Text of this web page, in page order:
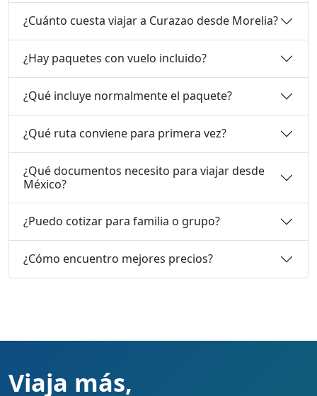
¿Cuánto cuesta viajar a Curazao desde Morelia?
¿Hay paquetes con vuelo incluido?
¿Qué incluye normalmente el paquete?
¿Qué ruta conviene para primera vez?
¿Qué documentos necesito para viajar desde
México?
¿Puedo cotizar para familia o grupo?
¿Cómo encuentro mejores precios?
Viaja más,